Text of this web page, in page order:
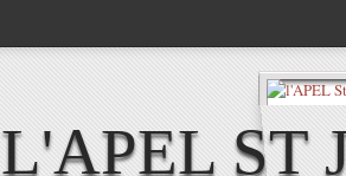
L'APEL ST